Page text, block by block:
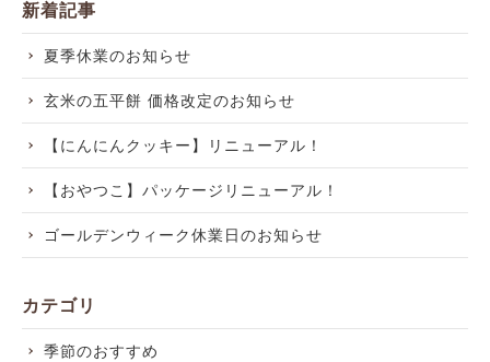
新着記事
夏季休業のお知らせ
玄米の五平餅 価格改定のお知らせ
【にんにんクッキー】リニューアル！
【おやつこ】パッケージリニューアル！
ゴールデンウィーク休業日のお知らせ
カテゴリ
季節のおすすめ